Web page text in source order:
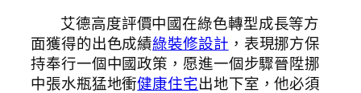
艾德高度評價中國在綠色轉型成長等方
面獲得的出色成績綠裝修設計 ，表現挪方保
持奉行一個中國政策，愿進一個步驟晉陞挪
中張水瓶猛地衝健康住宅出地下室，他必須